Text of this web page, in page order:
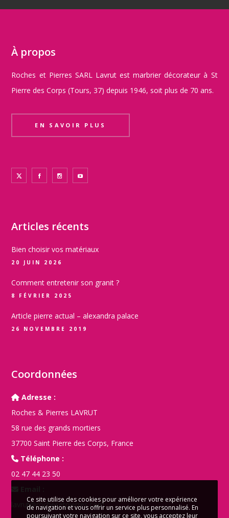
À propos
Roches et Pierres SARL Lavrut est marbrier décorateur à St
Pierre des Corps (Tours, 37) depuis 1946, soit plus de 70 ans.
EN SAVOIR PLUS
Articles récents
Bien choisir vos matériaux
20 JUIN 2026
Comment entretenir son granit ?
8 FÉVRIER 2025
Article pierre actual – alexandra palace
26 NOVEMBRE 2019
Coordonnées
Adresse :
Roches & Pierres LAVRUT
58 rue des grands mortiers
37700 Saint Pierre des Corps, France
Téléphone :
02 47 44 23 50
lavrut@rochesetpierres.com
Ce site utilise des cookies pour améliorer votre expérience
de navigation et vous offrir un service plus personnalisé. En
poursuivant votre navigation sur ce site, vous acceptez leur